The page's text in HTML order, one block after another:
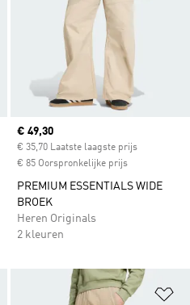
Current price
€ 49,30
€ 35,70 Laatste laagste prijs
€ 85 Oorspronkelijke prijs
PREMIUM ESSENTIALS WIDE
BROEK
Heren Originals
2 kleuren
Op verlanglijst zetten